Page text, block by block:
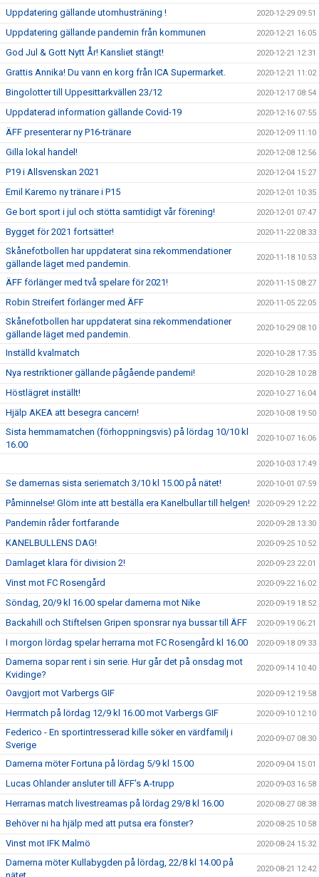
Uppdatering gällande utomhusträning ! 2020-12-29 09:51
Uppdatering gällande pandemin från kommunen 2020-12-21 16:05
God Jul & Gott Nytt År! Kansliet stängt! 2020-12-21 12:31
Grattis Annika! Du vann en korg från ICA Supermarket. 2020-12-21 11:02
Bingolotter till Uppesittarkvällen 23/12 2020-12-17 08:54
Uppdaterad information gällande Covid-19 2020-12-16 07:55
ÄFF presenterar ny P16-tränare 2020-12-09 11:10
Gilla lokal handel! 2020-12-08 12:56
P19 i Allsvenskan 2021 2020-12-04 15:27
Emil Karemo ny tränare i P15 2020-12-01 10:35
Ge bort sport i jul och stötta samtidigt vår förening! 2020-12-01 07:47
Bygget för 2021 fortsätter! 2020-11-22 08:33
Skånefotbollen har uppdaterat sina rekommendationer
gällande läget med pandemin.
2020-11-18 10:53
ÄFF förlänger med två spelare för 2021! 2020-11-15 08:27
Robin Streifert förlänger med ÄFF 2020-11-05 22:05
Skånefotbollen har uppdaterat sina rekommendationer
gällande läget med pandemin.
2020-10-29 08:10
Inställd kvalmatch 2020-10-28 17:35
Nya restriktioner gällande pågående pandemi! 2020-10-28 10:28
Höstlägret inställt! 2020-10-27 16:04
Hjälp AKEA att besegra cancern! 2020-10-08 19:50
Sista hemmamatchen (förhoppningsvis) på lördag 10/10 kl
16.00
2020-10-07 16:06
2020-10-03 17:49
Se damernas sista seriematch 3/10 kl 15.00 på nätet! 2020-10-01 07:59
Påminnelse! Glöm inte att beställa era Kanelbullar till helgen! 2020-09-29 12:22
Pandemin råder fortfarande 2020-09-28 13:30
KANELBULLENS DAG! 2020-09-25 10:52
Damlaget klara för division 2! 2020-09-23 22:01
Vinst mot FC Rosengård 2020-09-22 16:02
Söndag, 20/9 kl 16.00 spelar damerna mot Nike 2020-09-19 18:52
Backahill och Stiftelsen Gripen sponsrar nya bussar till ÄFF 2020-09-19 06:21
I morgon lördag spelar herrarna mot FC Rosengård kl 16.00 2020-09-18 09:33
Damerna sopar rent i sin serie. Hur går det på onsdag mot
Kvidinge?
2020-09-14 10:40
Oavgjort mot Varbergs GIF 2020-09-12 19:58
Herrmatch på lördag 12/9 kl 16.00 mot Varbergs GIF 2020-09-10 12:10
Federico - En sportintresserad kille söker en värdfamilj i
Sverige
2020-09-07 08:30
Damerna möter Fortuna på lördag 5/9 kl 15.00 2020-09-04 15:01
Lucas Ohlander ansluter till ÄFF’s A-trupp 2020-09-03 16:58
Herrarnas match livestreamas på lördag 29/8 kl 16.00 2020-08-27 08:38
Behöver ni ha hjälp med att putsa era fönster? 2020-08-25 10:58
Vinst mot IFK Malmö 2020-08-24 15:32
Damerna möter Kullabygden på lördag, 22/8 kl 14.00 på
2020-08-21 12:42